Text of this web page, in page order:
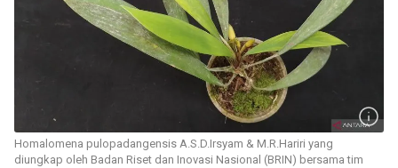
Homalomena pulopadangensis A.S.D.Irsyam & M.R.Hariri yang
diungkap oleh Badan Riset dan Inovasi Nasional (BRIN) bersama tim